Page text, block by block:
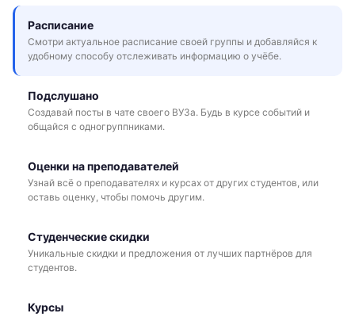
Расписание
Смотри актуальное расписание своей группы и добавляйся к
удобному способу отслеживать информацию о учёбе.
Подслушано
Создавай посты в чате своего ВУЗа. Будь в курсе событий и
общайся с одногруппниками.
Оценки на преподавателей
Узнай всё о преподавателях и курсах от других студентов, или
оставь оценку, чтобы помочь другим.
Студенческие скидки
Уникальные скидки и предложения от лучших партнёров для
студентов.
Курсы